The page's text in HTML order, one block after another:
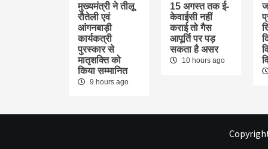
मुख्यमंत्री ने तीलू
रौतेली एवं
आंगनबाड़ी
कार्यकत्री
पुरस्कार से
मातृशक्ति को
किया सम्मानित
9 hours ago
15 अगस्त तक ई-
केवाईसी नहीं
कराई तो गैस
आपूर्ति पर पड़
सकता है असर
10 hours ago